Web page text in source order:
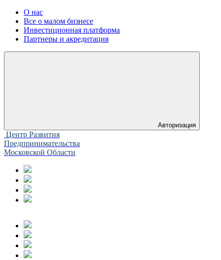
О нас
Все о малом бизнесе
Инвестиционная платформа
Партнеры и акредитация
Авторизация
Центр Развития
Предпринимательства
Московской Области